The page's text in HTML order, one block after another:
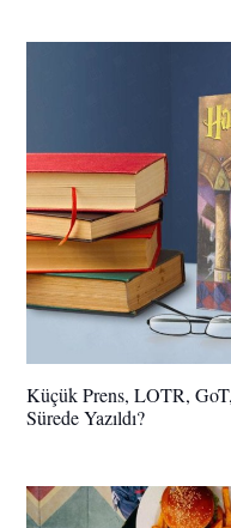
Küçük Prens, LOTR,
Sürede Yazıldı?